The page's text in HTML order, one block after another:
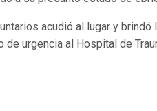
acudió al lugar y
urgencia al Hospital de